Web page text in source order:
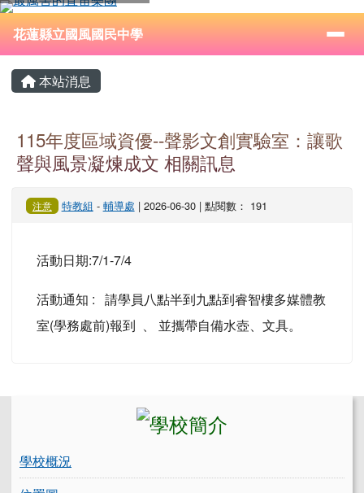
跳至主內容區
花蓮縣立國風國民中學
⏸
導覽列
花蓮縣立國風國民中學
主內容區域
本站消息
115年度區域資優--聲影文創實驗室：讓歌
聲與風景凝煉成文 相關訊息
注意 特教組 - 輔導處 | 2026-06-30 | 點閱數： 191
活動日期:7/1-7/4
活動通知 : 請學員八點半到九點到睿智樓多媒體教
室(學務處前)報到 、 並攜帶自備水壺、文具。
學校概況
頁尾區域